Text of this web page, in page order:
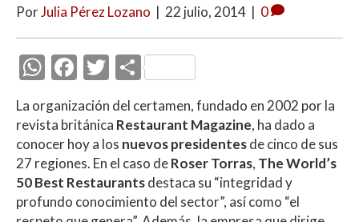
PorJulia Pérez Lozano | 22 julio, 2014 | 0
W
at
s
A
p
F
ac
e
b
o
o
T
w
itt
er
C
o
m
p
ar
ti
La organización del certamen, fundado en 2002 por la
revista británica Restaurant Magazine, ha dado a
conocer hoy a los nuevos presidentesde cinco de sus
27 regiones. En el caso deRoser Torras, The World’s
50 Best Restaurantsdestaca su “integridad y
profundo conocimiento del sector”, así como “el